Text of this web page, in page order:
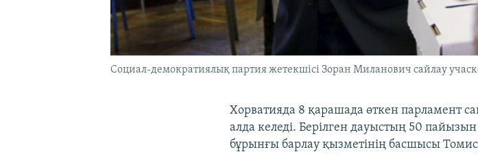
Социал-демократиялық партия жетекшісі Зоран Миланович сайлау
Хорватияда 8 қарашада өткен парламент
алда келеді. Берілген дауыстың 50
бұрынғы барлау қызметінің басшысы